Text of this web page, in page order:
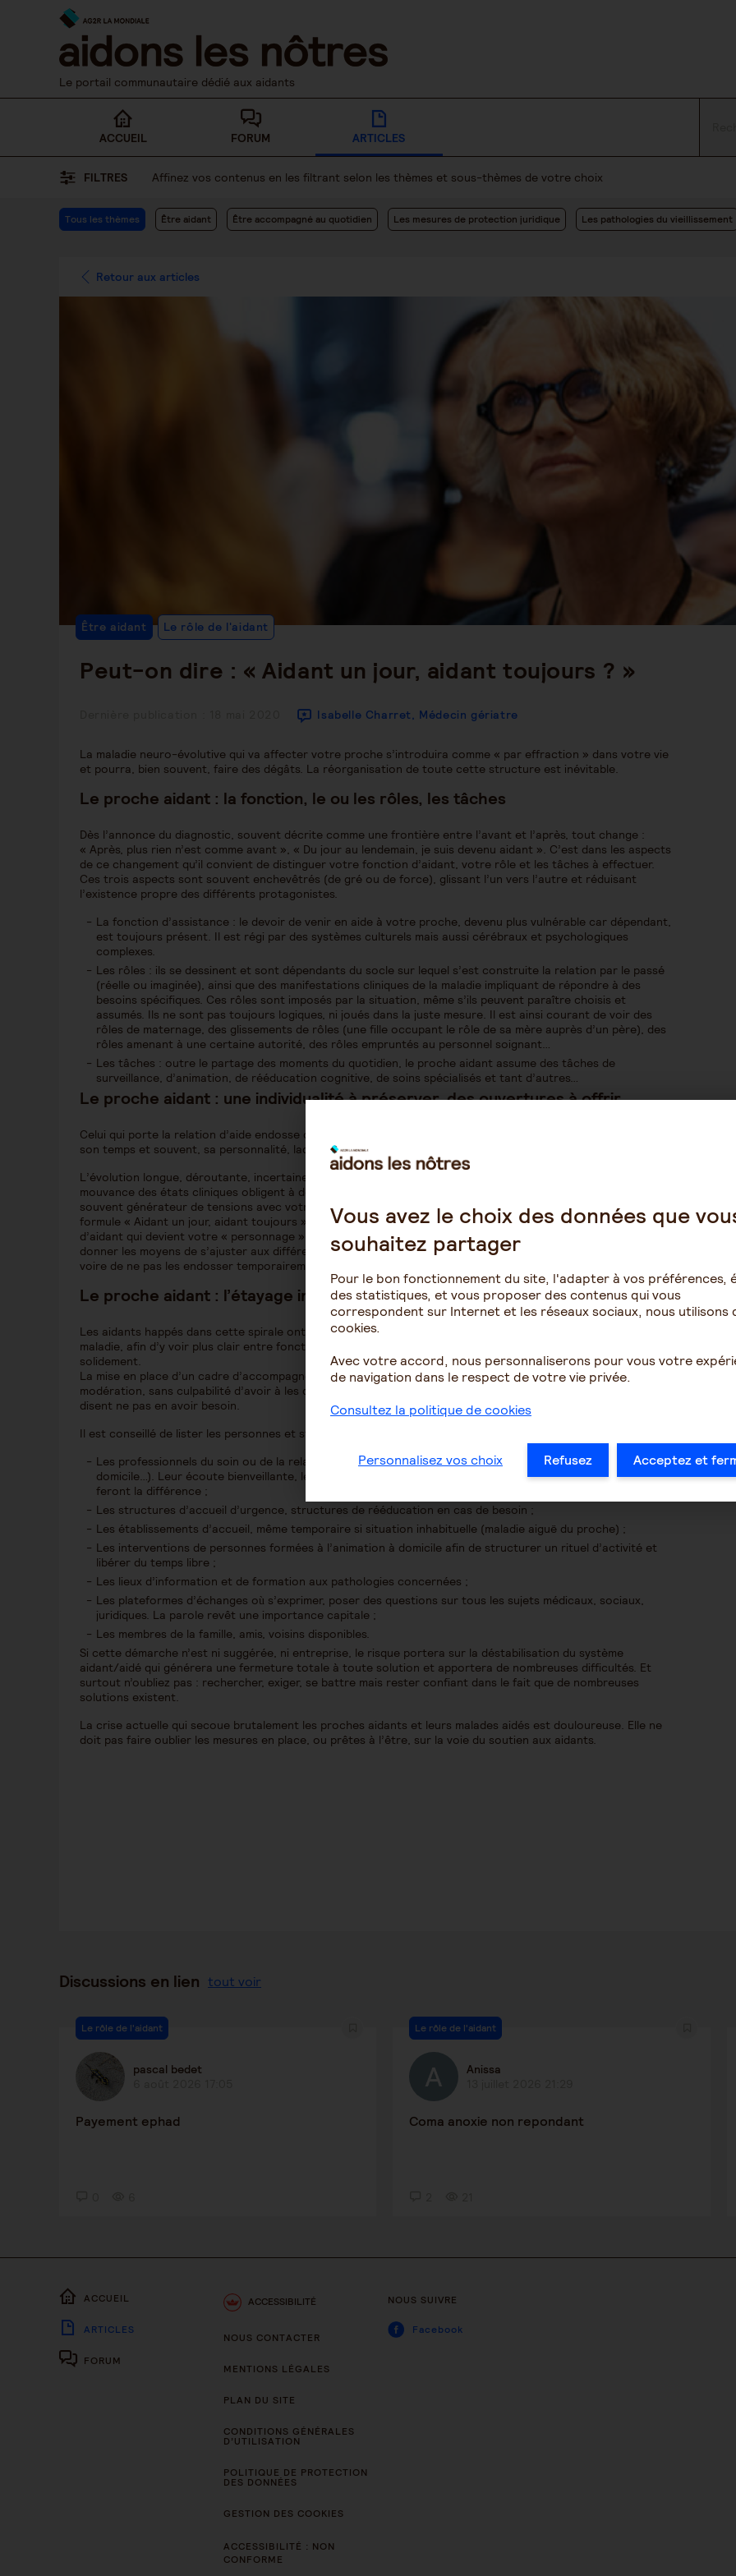
Le portail communautaire dédié aux aidants
ACCUEIL FORUM ARTICLES
FILTRES Affinez vos contenus en les filtrant selon les thèmes et sous-thèmes de votre choix
Tous les thèmes Être aidant Être accompagné au quotidien Les mesures de protection juridique Les pathologies du vieillissement
Retour aux articles
Peut-on dire : « Aidant un jour, aidant toujours ? »
Isabelle Charret, Médecin gériatre
Être aidant Le rôle de l'aidant
La maladie neuro-évolutive qui va affecter votre proche s’introduira comme « par effraction » dans votre vie
et pourra, bien souvent, faire des dégâts. La réorganisation de toute cette structure est inévitable.
Le proche aidant : la fonction, le ou les rôles, les tâches
Dès l’annonce du diagnostic, souvent décrite comme une frontière entre l’avant et l’après, tout change :
« Après, plus rien n’est comme avant », « Du jour au lendemain, je suis devenu aidant ». C’est dans les aspects
de ce changement qu’il convient de distinguer votre fonction d’aidant, votre rôle et les tâches à effectuer.
Ces trois aspects sont souvent enchevêtrés (de gré ou de force), glissant l’un vers l’autre et réduisant
l’existence propre des différents protagonistes.
La fonction d’assistance : le devoir de venir en aide à votre proche, devenu plus vulnérable car dépendant,
est toujours présent. Il est régi par des systèmes culturels mais aussi cérébraux et psychologiques
complexes.
Les rôles : ils se dessinent et sont dépendants du socle sur lequel s’est construite la relation par le passé
(réelle ou imaginée), ainsi que des manifestations cliniques de la maladie impliquant de répondre à des
besoins spécifiques. Ces rôles sont imposés par la situation, même s’ils peuvent paraître choisis et
assumés. Ils ne sont pas toujours logiques, ni joués dans la juste mesure. Il est ainsi courant de voir des
rôles de maternage, des glissements de rôles (une fille occupant le rôle de sa mère auprès d’un père), des
rôles amenant à une certaine autorité, des rôles empruntés au personnel soignant…
Les tâches : outre le partage des moments du quotidien, le proche aidant assume des tâches de
surveillance, d’animation, de rééducation cognitive, de soins spécialisés et tant d’autres…
Le proche aidant : une individualité à préserver, des ouvertures à offrir
Celui qui porte la relation d’aide endosse dès le début ce costume permanent de l’aidant qui le définit, absorbe
son temps et souvent, sa personnalité, laquelle est reléguée au second plan.
L’évolution longue, déroutante, incertaine au cours du temps des maladies neurocognitives ainsi que la
mouvance des états cliniques obligent à des réajustements de ces trois composantes. C’est épuisant et
souvent générateur de tensions avec votre proche, les membres de la famille et les professionnels. Or, la
formule « Aidant un jour, aidant toujours » ne fait que vous enfermer dans un portrait figé, en costume
d’aidant qui devient votre « personnage », de plus en plus lourd à porter. Il est beaucoup plus utile de vous
donner les moyens de s’ajuster aux différents aspects de votre vie, d’en mesurer les limites, d’en changer
voire de ne pas les endosser temporairement.
Le proche aidant : l’étayage incontournable d’une relation d’aide spécifique
Les aidants happés dans cette spirale ont besoin eux-mêmes d’être aidés très tôt dans l’évolution de la
maladie, afin d’y voir plus clair entre fonction, rôle et tâches justes et ainsi permettre au système de tenir
solidement.
La mise en place d’un cadre d’accompagnement en est la clé de voûte. Il s’agira d’y puiser des bienfaits sans
modération, sans culpabilité d’avoir à les demander, sans prendre en compte le jugement de tous ceux qui
disent ne pas en avoir besoin.
Il est conseillé de lister les personnes et structures ressources fiables :
Les professionnels du soin ou de la relation d’aide (médecin, orthophoniste, infirmière, pharmacien, aide à
domicile…). Leur écoute bienveillante, leur conviction et leurs compétences dans les pathologies en cause
feront la différence ;
Les structures d’accueil d’urgence, structures de rééducation en cas de besoin ;
Les établissements d’accueil, même temporaire si situation inhabituelle (maladie aiguë du proche) ;
Les interventions de personnes formées à l’animation à domicile afin de structurer un rituel d’activité et
libérer du temps libre ;
Les lieux d’information et de formation aux pathologies concernées ;
Les plateformes d’échanges où s’exprimer, poser des questions sur tous les sujets médicaux, sociaux,
juridiques. La parole revêt une importance capitale ;
Les membres de la famille, amis, voisins disponibles.
Si cette démarche n’est ni suggérée, ni entreprise, le risque portera sur la déstabilisation du système
aidant/aidé qui générera une fermeture totale à toute solution et apportera de nombreuses difficultés. Et
surtout n’oubliez pas : rechercher, exiger, se battre mais rester confiant dans le fait que de nombreuses
solutions existent.
La crise actuelle qui secoue brutalement les proches aidants et leurs malades aidés est douloureuse. Elle ne
doit pas faire oublier les mesures en place, ou prêtes à l’être, sur la voie du soutien aux aidants.
Discussions en lien tout voir
Le rôle de l'aidant
pascal bedet
Payement ephad
Le rôle de l'aidant
Anissa
Coma anoxie non repondant
ACCUEIL
ARTICLES
FORUM
ACCESSIBILITÉ
NOUS CONTACTER
MENTIONS LÉGALES
PLAN DU SITE
CONDITIONS GÉNÉRALES
D’UTILISATION
POLITIQUE DE PROTECTION
DES DONNÉES
GESTION DES COOKIES
ACCESSIBILITÉ : NON
CONFORME
NOUS SUIVRE
Facebook
Vous avez le choix des données que
souhaitez partager
Pour le bon fonctionnement du site, l'adapter à vos préférences,
des statistiques, et vous proposer des contenus qui vous
correspondent sur Internet et les réseaux sociaux, nous utilisons
cookies.
Avec votre accord, nous personnaliserons pour vous votre
de navigation dans le respect de votre vie privée.
Consultez la politique de cookies
Personnalisez vos choix Refusez Acceptez et